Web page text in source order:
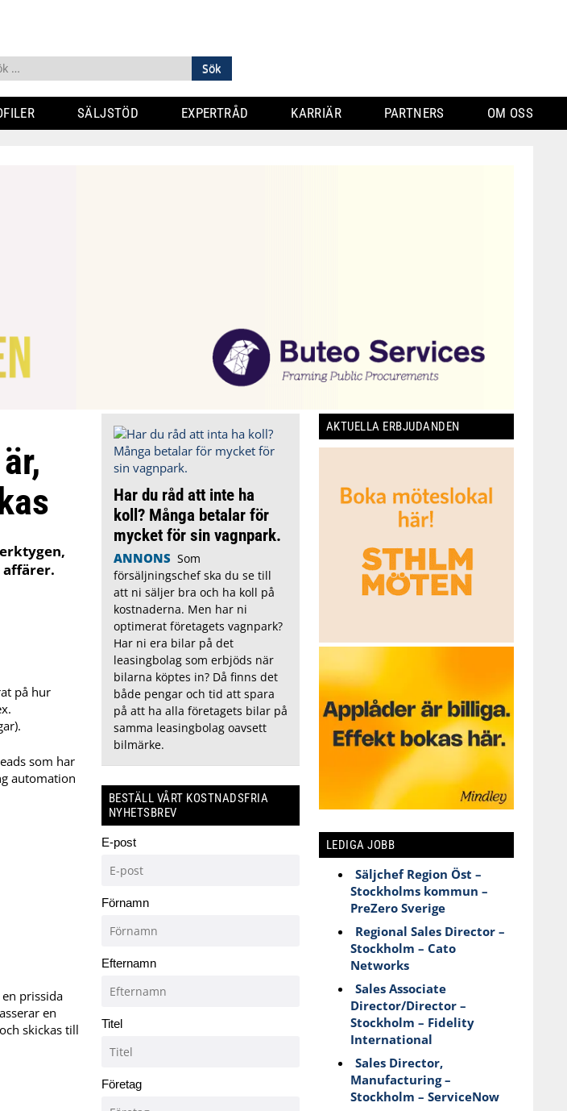
SÄLJSTÖD EXPERTRÅD KARRIÄR PARTNERS OM OSS
affärer.
på hur
som har
automation
prissida
en
skickas till
Har du råd att inte ha
koll? Många betalar för
mycket för sin vagnpark.
ANNONS Som
försäljningschef ska du se till
att ni säljer bra och ha koll på
kostnaderna. Men har ni
optimerat företagets vagnpark?
Har ni era bilar på det
leasingbolag som erbjöds när
bilarna köptes in? Då finns det
både pengar och tid att spara
på att ha alla företagets bilar på
samma leasingbolag oavsett
bilmärke.
BESTÄLL VÅRT KOSTNADSFRIA
NYHETSBREV
E-post
Förnamn
Efternamn
Titel
Företag
AKTUELLA ERBJUDANDEN
LEDIGA JOBB
Säljchef Region Öst –
Stockholms kommun –
PreZero Sverige
Regional Sales Director –
Stockholm – Cato
Networks
Sales Associate
Director/Director –
Stockholm – Fidelity
International
Sales Director,
Manufacturing –
Stockholm – ServiceNow